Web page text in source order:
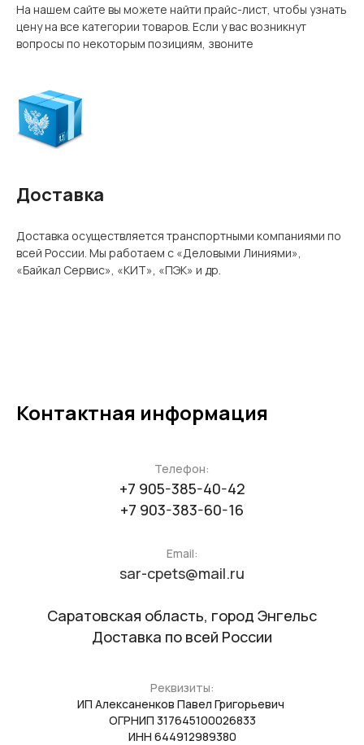
На нашем сайте вы можете найти прайс-лист, чтобы узнать
цену на все категории товаров. Если у вас возникнут
вопросы по некоторым позициям, звоните
Доставка
Доставка осуществляется транспортными компаниями по
всей России. Мы работаем с «Деловыми Линиями»,
«Байкал Сервис», «КИТ», «ПЭК» и др.
Контактная информация
Телефон:
+7 905-385-40-42
+7 903-383-60-16
Email:
sar-cpets@mail.ru
Саратовская область, город Энгельс
Доставка по всей России
Реквизиты:
ИП Алексаненков Павел Григорьевич
ОГРНИП 317645100026833
ИНН 644912989380